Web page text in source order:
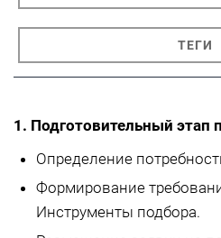
ТЕГИ
1. Подготовительный этап
Определение
Формирование
Инструменты подбора.